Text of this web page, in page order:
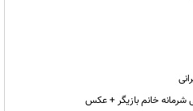
خانم بازیگر + عکس